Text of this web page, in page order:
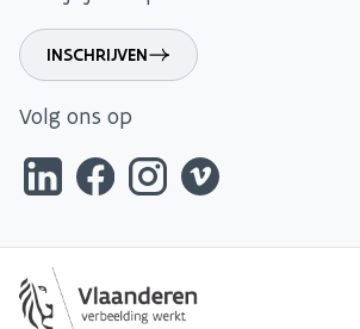
INSCHRIJVEN
Volg ons op